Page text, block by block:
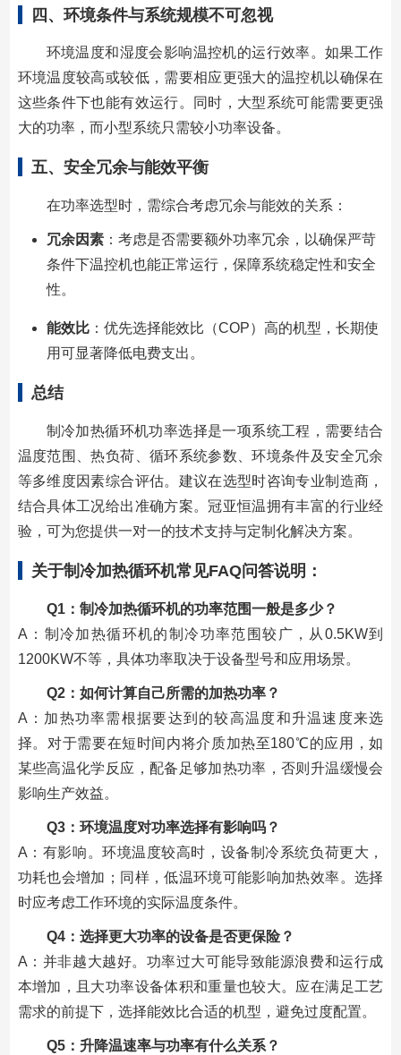
四、环境条件与系统规模不可忽视
环境温度和湿度会影响温控机的运行效率。如果工作
环境温度较高或较低，需要相应更强大的温控机以确保在
这些条件下也能有效运行。同时，大型系统可能需要更强
大的功率，而小型系统只需较小功率设备。
五、安全冗余与能效平衡
在功率选型时，需综合考虑冗余与能效的关系：
冗余因素：考虑是否需要额外功率冗余，以确保严苛
条件下温控机也能正常运行，保障系统稳定性和安全
性。
能效比：优先选择能效比（COP）高的机型，长期使
用可显著降低电费支出。
总结
制冷加热循环机功率选择是一项系统工程，需要结合
温度范围、热负荷、循环系统参数、环境条件及安全冗余
等多维度因素综合评估。建议在选型时咨询专业制造商，
结合具体工况给出准确方案。冠亚恒温拥有丰富的行业经
验，可为您提供一对一的技术支持与定制化解决方案。
关于制冷加热循环机常见FAQ问答说明：
Q1： 制冷加热循环机的功率范围一般是多少？
A：制冷加热循环机的制冷功率范围较广，从0.5KW到
1200KW不等，具体功率取决于设备型号和应用场景。
Q2：如何计算自己所需的加热功率？
A：加热功率需根据要达到的较高温度和升温速度来选
择。对于需要在短时间内将介质加热至180℃的应用，如
某些高温化学反应，配备足够加热功率，否则升温缓慢会
影响生产效益。
Q3：环境温度对功率选择有影响吗？
A：有影响。环境温度较高时，设备制冷系统负荷更大，
功耗也会增加；同样，低温环境可能影响加热效率。选择
时应考虑工作环境的实际温度条件。
Q4：选择更大功率的设备是否更保险？
A：并非越大越好。功率过大可能导致能源浪费和运行成
本增加，且大功率设备体积和重量也较大。应在满足工艺
需求的前提下，选择能效比合适的机型，避免过度配置。
Q5：升降温速率与功率有什么关系？